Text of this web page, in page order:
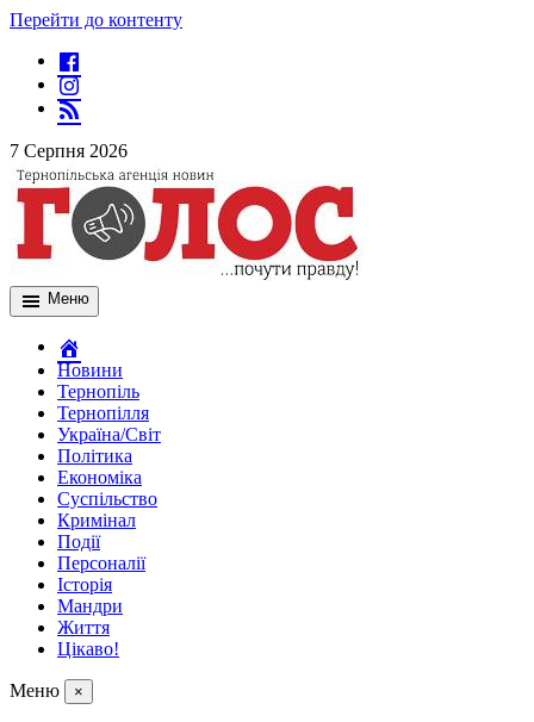
Перейти до контенту
7 Серпня 2026
Меню
Новини
Тернопіль
Тернопілля
Україна/Світ
Політика
Економіка
Суспільство
Кримінал
Події
Персоналії
Історія
Мандри
Життя
Цікаво!
Меню ×